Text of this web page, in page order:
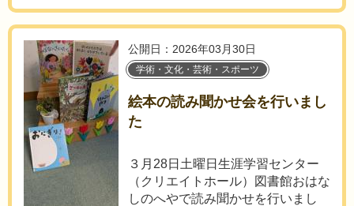
公開日：2026年03月30日
学術・文化・芸術・スポーツ
絵本の読み聞かせ会を行いまし
た
３月28日土曜日生涯学習センター
（クリエイトホール）図書館おはな
しのへやで読み聞かせを行いまし